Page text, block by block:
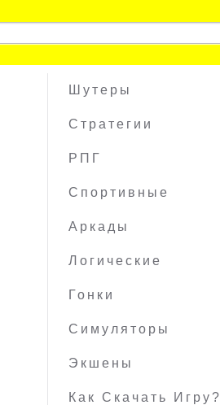
Шутеры
Стратегии
РПГ
Спортивные
Аркады
Логические
Гонки
Симуляторы
Экшены
Как Скачать Игру?